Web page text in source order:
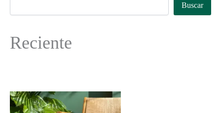
Buscar
Reciente